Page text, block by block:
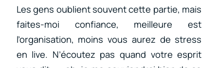
Les gens oublient souvent cette partie, mais
faites-moi confiance, meilleure est
l’organisation, moins vous aurez de stress
en live. N’écoutez pas quand votre esprit